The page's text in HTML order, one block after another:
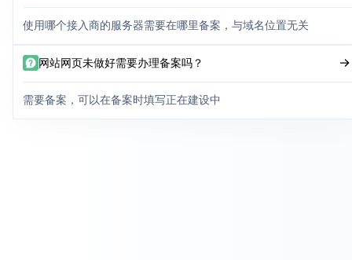
使用哪个接入商的服务器需要在哪里备案，与域名位置无关
网站网页未做好需要办理备案吗？
需要备案，可以在备案时填写正在建设中